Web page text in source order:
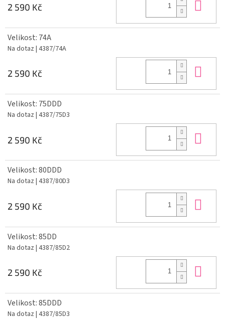
2 590 Kč
Velikost: 74A
Na dotaz | 4387/74A
2 590 Kč
Velikost: 75DDD
Na dotaz | 4387/75D3
2 590 Kč
Velikost: 80DDD
Na dotaz | 4387/80D3
2 590 Kč
Velikost: 85DD
Na dotaz | 4387/85D2
2 590 Kč
Velikost: 85DDD
Na dotaz | 4387/85D3